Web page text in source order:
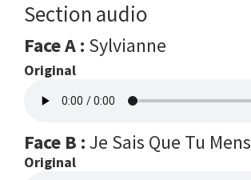
Section audio
Face A : Sylvianne
Original
Face B :Je Sais Que Tu Mens
Original